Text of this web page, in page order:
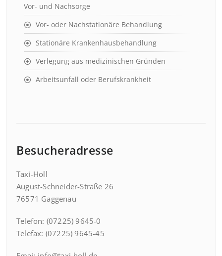
Vor- und Nachsorge
Vor- oder Nachstationäre Behandlung
Stationäre Krankenhausbehandlung
Verlegung aus medizinischen Gründen
Arbeitsunfall oder Berufskrankheit
Besucheradresse
Taxi-Holl
August-Schneider-Straße 26
76571 Gaggenau
Telefon: (07225) 9645-0
Telefax: (07225) 9645-45